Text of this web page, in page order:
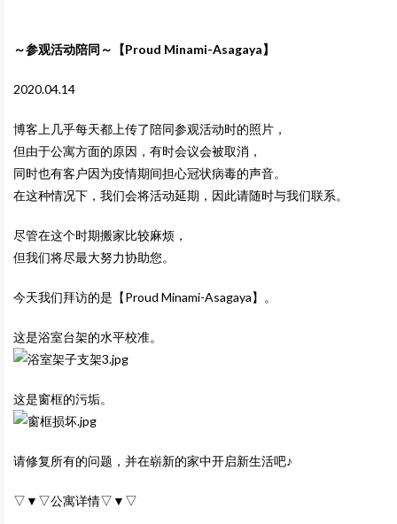
～参观活动陪同～【Proud Minami-Asagaya】
2020.04.14
博客上几乎每天都上传了陪同参观活动时的照片，
但由于公寓方面的原因，有时会议会被取消，
同时也有客户因为疫情期间担心冠状病毒的声音。
在这种情况下，我们会将活动延期，因此请随时与我们联系。
尽管在这个时期搬家比较麻烦，
但我们将尽最大努力协助您。
今天我们拜访的是【Proud Minami-Asagaya】。
这是浴室台架的水平校准。
这是窗框的污垢。
请修复所有的问题，并在崭新的家中开启新生活吧♪
▽▼▽公寓详情▽▼▽